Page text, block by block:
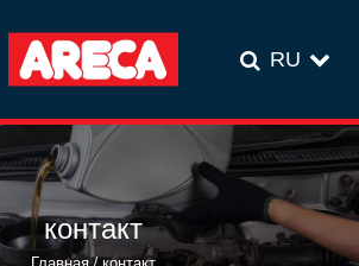
контакт